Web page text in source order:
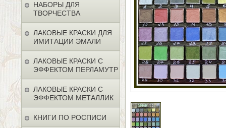
НАБОРЫ ДЛЯ
ТВОРЧЕСТВА
ЛАКОВЫЕ КРАСКИ ДЛЯ
ИМИТАЦИИ ЭМАЛИ
ЛАКОВЫЕ КРАСКИ С
ЭФФЕКТОМ ПЕРЛАМУТР
ЛАКОВЫЕ КРАСКИ С
ЭФФЕКТОМ МЕТАЛЛИК
КНИГИ ПО РОСПИСИ